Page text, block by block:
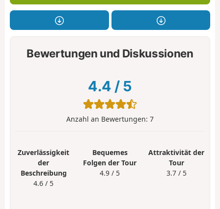
Bewertungen und Diskussionen
4.4 / 5
Anzahl an Bewertungen: 7
Zuverlässigkeit
der
Beschreibung
4.6 / 5
Bequemes
Folgen der Tour
4.9 / 5
Attraktivität der
Tour
3.7 / 5